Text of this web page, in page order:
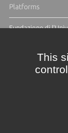
Platforms
Fundazione di
This